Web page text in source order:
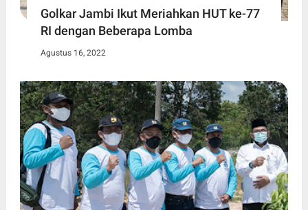
Golkar Jambi Ikut Meriahkan HUT ke-77
RI dengan Beberapa Lomba
Agustus 16, 2022